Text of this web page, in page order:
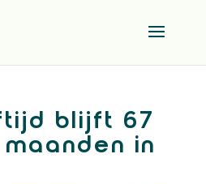
blijft 67
in